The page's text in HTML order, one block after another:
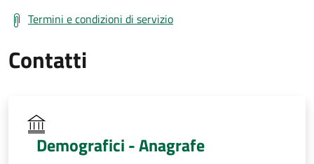
Termini e condizioni di servizio
Contatti
Demografici - Anagrafe